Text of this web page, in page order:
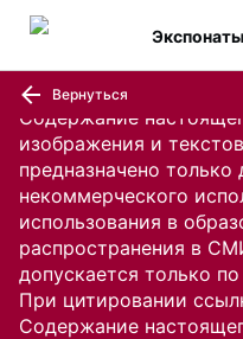
Содержание
изображения и
предназначено только
некоммерческого
использования в
распространения в
допускается только
При цитировании
Содержание
Экспонаты
Вернуться